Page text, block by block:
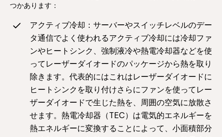
つかあります：
アクティブ冷却：サーバーやスイッチレベルのデー
タ通信でよく使われるアクティブ冷却には冷却ファ
ンやヒートシンク、強制液冷や熱電冷却器などを使
ってレーザーダイオードのパッケージから熱を取り
除きます。代表的にはこれはレーザーダイオードに
ヒートシンクを取り付けさらにファンを使ってレー
ザーダイオードで生じた熱を、周囲の空気に放散さ
せます。熱電冷却器（TEC）は電気的エネルギーを
熱エネルギーに変換することによって、小面積部分